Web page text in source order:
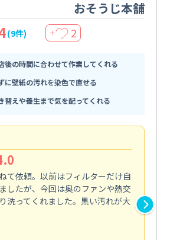
おそうじ本舗
(9件) ＋ 2
後の時間に合わせて作業してくれる
に壁紙の汚れを染色で直せる
替えや養生まで気を配ってくれる
て依頼。以前はフィルターだけ自
したが、今回は奥のファンや熱交
洗ってくれました。黒い汚れが大